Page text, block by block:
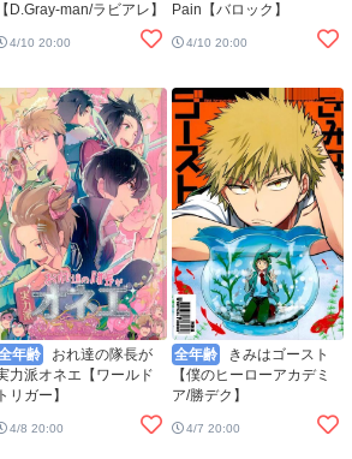
【D.Gray-man/ラビアレ】
4/10 20:00
Pain【バロック】
4/10 20:00
年齢
力派オネエ【ワールド
トリガー】
4/8 20:00
全年齢
【僕のヒーローアカデミ
ア/勝デク】
4/7 20:00